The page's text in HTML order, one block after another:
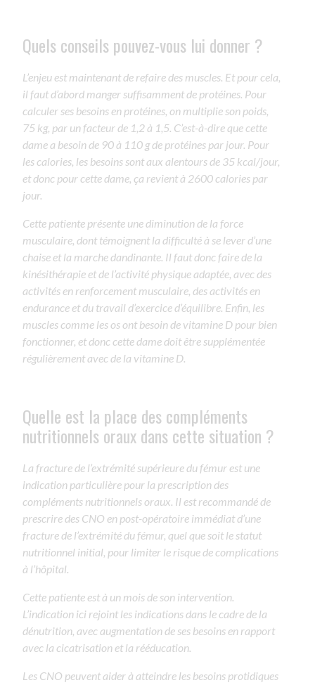
Quels conseils pouvez-vous lui donner ?
L’enjeu est maintenant de refaire des muscles. Et pour cela,
il faut d’abord manger suffisamment de protéines. Pour
calculer ses besoins en protéines, on multiplie son poids,
75 kg, par un facteur de 1,2 à 1,5. C’est-à-dire que cette
dame a besoin de 90 à 110 g de protéines par jour. Pour
les calories, les besoins sont aux alentours de 35 kcal/jour,
et donc pour cette dame, ça revient à 2600 calories par
jour.
Cette patiente présente une diminution de la force
musculaire, dont témoignent la difficulté à se lever d’une
chaise et la marche dandinante. Il faut donc faire de la
kinésithérapie et de l’activité physique adaptée, avec des
activités en renforcement musculaire, des activités en
endurance et du travail d’exercice d’équilibre. Enfin, les
muscles comme les os ont besoin de vitamine D pour bien
fonctionner, et donc cette dame doit être supplémentée
régulièrement avec de la vitamine D.
Quelle est la place des compléments
nutritionnels oraux dans cette situation ?
La fracture de l’extrémité supérieure du fémur est une
indication particulière pour la prescription des
compléments nutritionnels oraux. Il est recommandé de
prescrire des CNO en post-opératoire immédiat d’une
fracture de l’extrémité du fémur, quel que soit le statut
nutritionnel initial, pour limiter le risque de complications
à l’hôpital.
Cette patiente est à un mois de son intervention.
L’indication ici rejoint les indications dans le cadre de la
dénutrition, avec augmentation de ses besoins en rapport
avec la cicatrisation et la rééducation.
Les CNO peuvent aider à atteindre les besoins protidiques